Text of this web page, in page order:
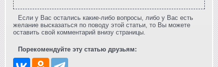
Если у Вас остались какие-либо вопросы, либо у Вас есть
желание высказаться по поводу этой статьи, то Вы можете
оставить свой комментарий внизу страницы.
Порекомендуйте эту статью друзьям: